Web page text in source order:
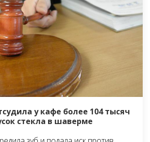
у кафе более 104 тысяч
стекла в шаверме